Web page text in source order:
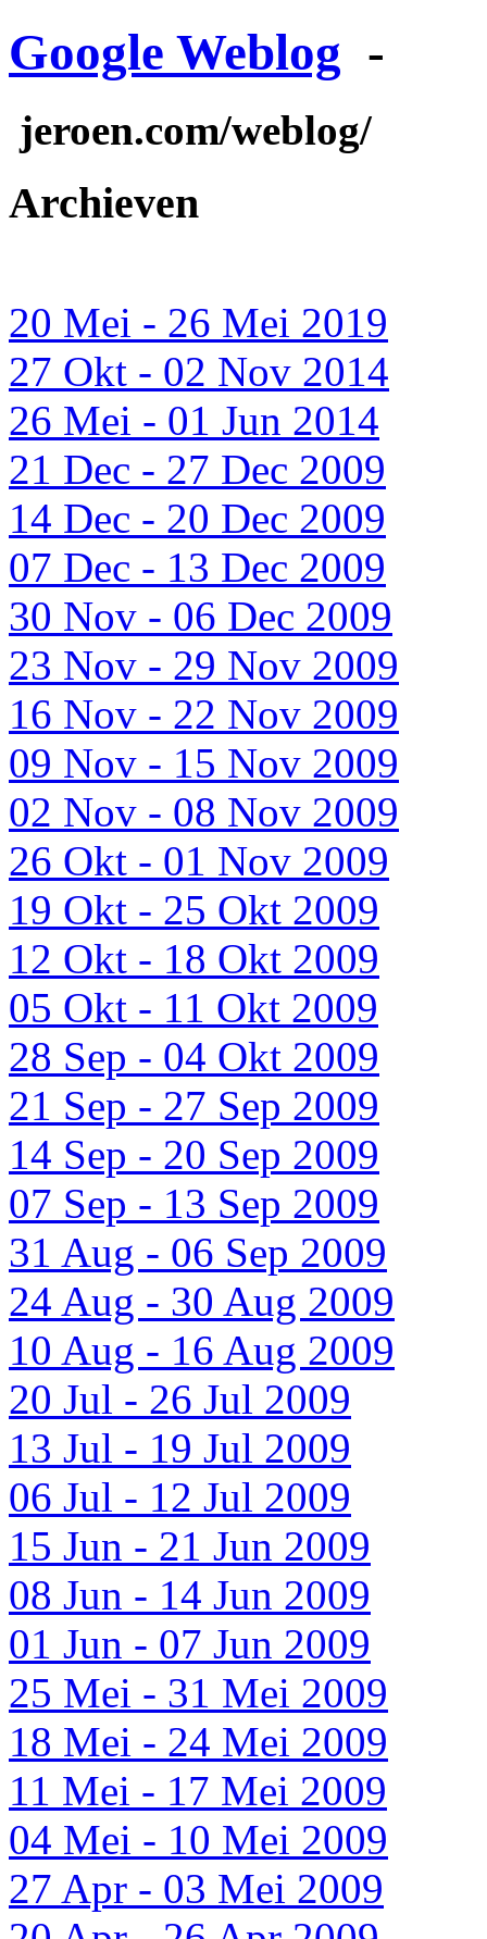
Google Weblog -
jeroen.com/weblog/
Archieven
20 Mei - 26 Mei 2019
27 Okt - 02 Nov 2014
26 Mei - 01 Jun 2014
21 Dec - 27 Dec 2009
14 Dec - 20 Dec 2009
07 Dec - 13 Dec 2009
30 Nov - 06 Dec 2009
23 Nov - 29 Nov 2009
16 Nov - 22 Nov 2009
09 Nov - 15 Nov 2009
02 Nov - 08 Nov 2009
26 Okt - 01 Nov 2009
19 Okt - 25 Okt 2009
12 Okt - 18 Okt 2009
05 Okt - 11 Okt 2009
28 Sep - 04 Okt 2009
21 Sep - 27 Sep 2009
14 Sep - 20 Sep 2009
07 Sep - 13 Sep 2009
31 Aug - 06 Sep 2009
24 Aug - 30 Aug 2009
10 Aug - 16 Aug 2009
20 Jul - 26 Jul 2009
13 Jul - 19 Jul 2009
06 Jul - 12 Jul 2009
15 Jun - 21 Jun 2009
08 Jun - 14 Jun 2009
01 Jun - 07 Jun 2009
25 Mei - 31 Mei 2009
18 Mei - 24 Mei 2009
11 Mei - 17 Mei 2009
04 Mei - 10 Mei 2009
27 Apr - 03 Mei 2009